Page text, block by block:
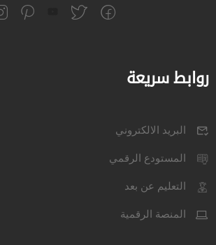
روابط سريعة
البريد الالكتروني
المستودع الرقمي
التعليم عن بعد
المنصة الرقمية